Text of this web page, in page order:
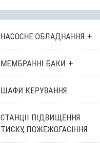
НАСОСНЕ ОБЛАДНАННЯ
МЕМБРАННІ БАКИ
ШАФИ КЕРУВАННЯ
СТАНЦІЇ ПІДВИЩЕННЯ
ТИСКУ, ПОЖЕЖОГАСІННЯ.